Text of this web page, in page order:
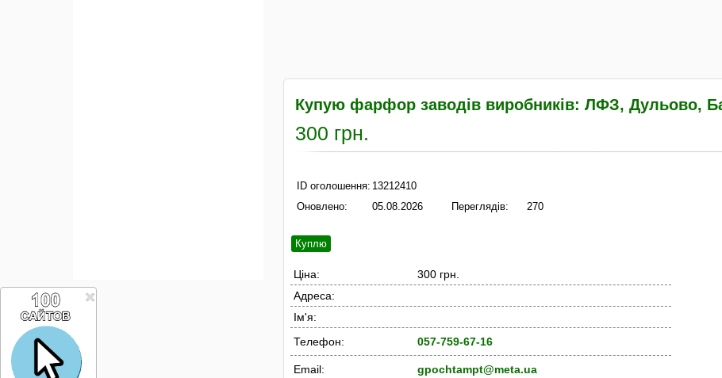
Купую фарфор заводів виробників: ЛФЗ, Дульово,
300 грн.
ID оголошення: 13212410
Оновлено:
05.08.2026 Переглядів: 270
Куплю
Ціна:
300 грн.
Адреса:
Ім'я:
Телефон:
057-759-67-16
Email: gpochtampt@meta.ua